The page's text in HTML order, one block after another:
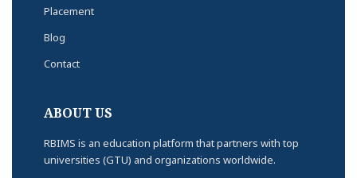
Placement
Blog
Contact
ABOUT US
RBIMS is an education platform that partners with top
universities (GTU) and organizations worldwide.